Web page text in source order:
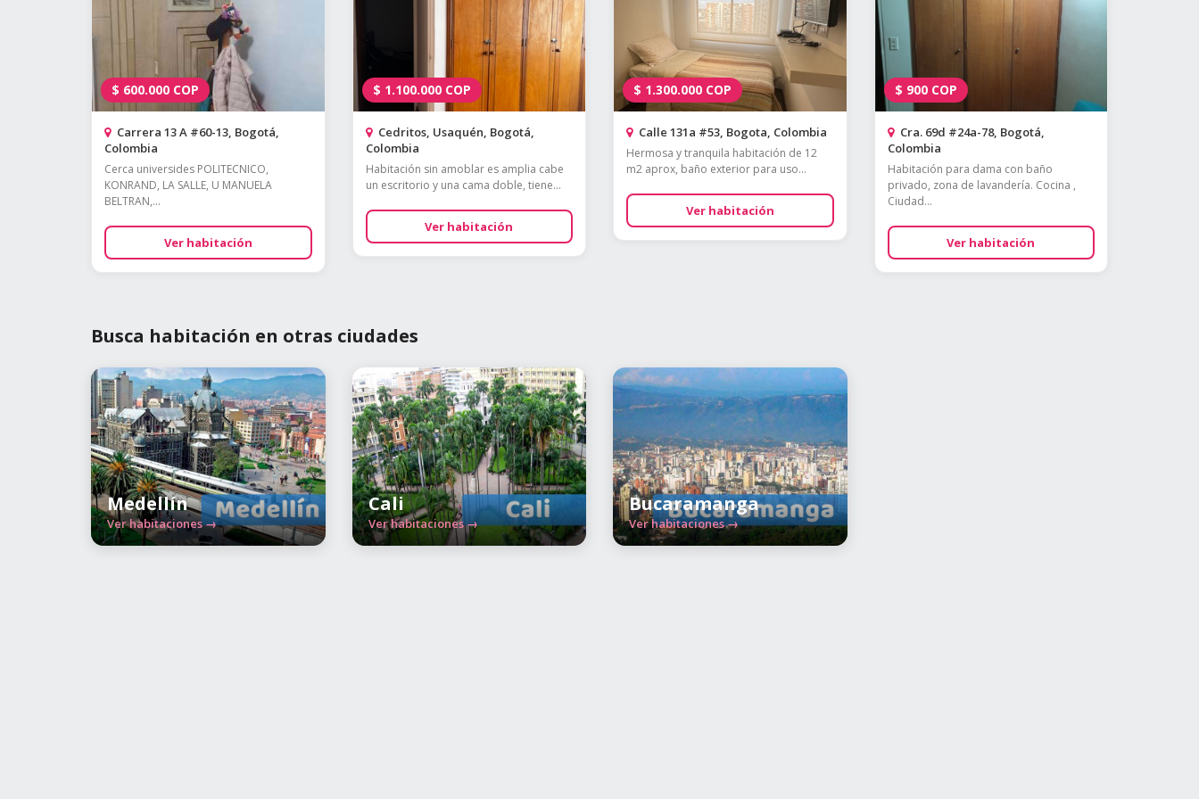
$ 600.000 COP
Carrera 13 A #60-13, Bogotá,
Colombia
Cerca universides POLITECNICO,
KONRAND, LA SALLE, U MANUELA
BELTRAN,...
Ver habitación
$ 1.100.000 COP
Cedritos, Usaquén, Bogotá,
Colombia
Habitación sin amoblar es amplia cabe
un escritorio y una cama doble, tiene...
Ver habitación
$ 1.300.000 COP
Calle 131a #53, Bogota, Colombia
Hermosa y tranquila habitación de 12
m2 aprox, baño exterior para uso...
Ver habitación
$ 900 COP
Cra. 69d #24a-78, Bogotá,
Colombia
Habitación para dama con baño
privado, zona de lavandería. Cocina ,
Ciudad...
Ver habitación
Busca habitación en otras ciudades
Medellín
Ver habitaciones →
Cali
Ver habitaciones →
Bucaramanga
Ver habitaciones →